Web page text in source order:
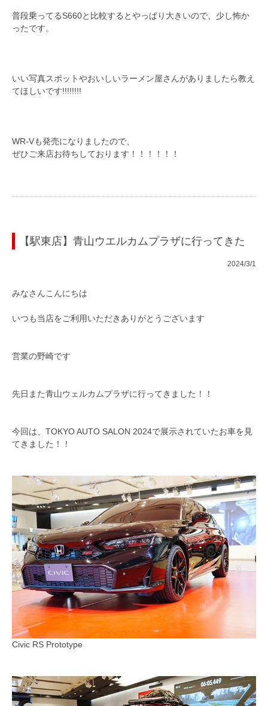
普段乗ってるS660と比較するとやっぱり大きいので、少し怖か
ったです。
いい写真スポットやおいしいラーメン屋さんがありましたら教え
てほしいです!!!!!!!!
WR-Vも発売になりましたので、
ぜひご来店お待ちしております！！！！！！
【駅東店】青山ウエルカムプラザに行ってきた
2024/3/1
みなさんこんにちは
いつも当店をご利用いただきありがとうございます
営業の野崎です
先日また青山ウェルカムプラザに行ってきました！！
今回は、TOKYO AUTO SALON 2024で展示されていたお車を見
てきました！！
Civic RS Prototype